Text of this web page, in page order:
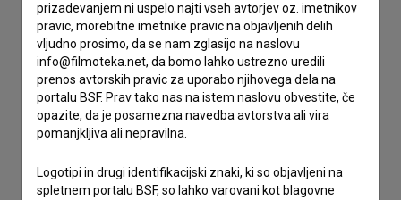
prijavljam napako
želim dodati podatke
drugo
prizadevanjem ni uspelo najti vseh avtorjev oz. imetnikov
pravic, morebitne imetnike pravic na objavljenih delih
vljudno prosimo, da se nam zglasijo na naslovu
info@filmoteka.net, da bomo lahko ustrezno uredili
prenos avtorskih pravic za uporabo njihovega dela na
portalu BSF. Prav tako nas na istem naslovu obvestite, če
opazite, da je posamezna navedba avtorstva ali vira
pomanjkljiva ali nepravilna.
Logotipi in drugi identifikacijski znaki, ki so objavljeni na
spletnem portalu BSF, so lahko varovani kot blagovne